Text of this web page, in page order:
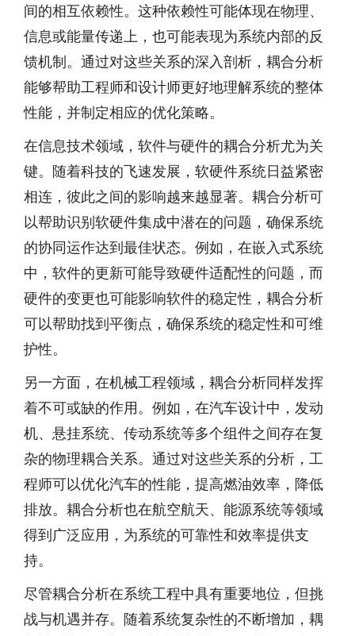
间的相互依赖性。这种依赖性可能体现在物理、
信息或能量传递上，也可能表现为系统内部的反
馈机制。通过对这些关系的深入剖析，耦合分析
能够帮助工程师和设计师更好地理解系统的整体
性能，并制定相应的优化策略。
在信息技术领域，软件与硬件的耦合分析尤为关
键。随着科技的飞速发展，软硬件系统日益紧密
相连，彼此之间的影响越来越显著。耦合分析可
以帮助识别软硬件集成中潜在的问题，确保系统
的协同运作达到最佳状态。例如，在嵌入式系统
中，软件的更新可能导致硬件适配性的问题，而
硬件的变更也可能影响软件的稳定性，耦合分析
可以帮助找到平衡点，确保系统的稳定性和可维
护性。
另一方面，在机械工程领域，耦合分析同样发挥
着不可或缺的作用。例如，在汽车设计中，发动
机、悬挂系统、传动系统等多个组件之间存在复
杂的物理耦合关系。通过对这些关系的分析，工
程师可以优化汽车的性能，提高燃油效率，降低
排放。耦合分析也在航空航天、能源系统等领域
得到广泛应用，为系统的可靠性和效率提供支
持。
尽管耦合分析在系统工程中具有重要地位，但挑
战与机遇并存。随着系统复杂性的不断增加，耦